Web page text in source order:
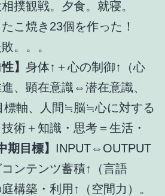
撲観戦。夕食。就寝。
たこ焼き23個を作った！
。。。
】 身体↑＋心の制御↑（心
、顕在意識⇔潜在意識、
軸、人間≒脳≒心に対する
術＋知識・思考＝生活・
期目標】 INPUT⇔OUTPUT
ンテンツ蓄積↑（言語
構築・利用↑（空間力）。